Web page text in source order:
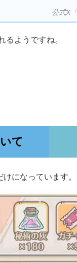
公式X「
ようですね。
て
けになっています。